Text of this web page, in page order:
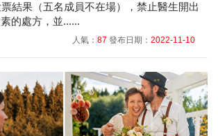
結果（五名成員不在場），禁止醫生開出
的處方，並......
人氣： 87 發布日期： 2022-11-10